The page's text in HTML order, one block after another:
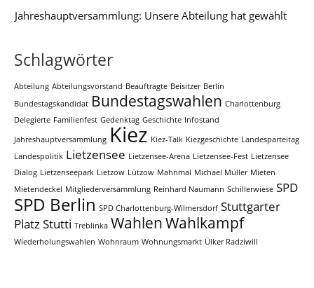
Jahreshauptversammlung: Unsere Abteilung hat gewählt
Schlagwörter
Abteilung Abteilungsvorstand Beauftragte Beisitzer Berlin
Bundestagskandidat Bundestagswahlen Charlottenburg
Delegierte Familienfest Gedenktag Geschichte Infostand
Jahreshauptversammlung Kiez Kiez-Talk Kiezgeschichte Landesparteitag
Landespolitik Lietzensee Lietzensee-Arena Lietzensee-Fest Lietzensee
Dialog Lietzenseepark Lietzow Lützow Mahnmal Michael Müller Mieten
Mietendeckel Mitgliederversammlung Reinhard Naumann Schillerwiese SPD
SPD Berlin SPD Charlottenburg-Wilmersdorf Stuttgarter
PlatzStutti Treblinka WahlenWahlkampf
Wiederholungswahlen Wohnraum Wohnungsmarkt Ülker Radziwill